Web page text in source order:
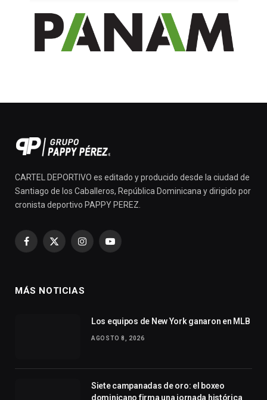
CARTEL DEPORTIVO es editado y producido desde la ciudad de
Santiago de los Caballeros, República Dominicana y dirigido por
cronista deportivo PAPPY PEREZ.
Facebook
X
InstagramYouTube
MÁS NOTICIAS
Los equipos de New York ganaron en MLB
AGOSTO 8, 2026
Siete campanadas de oro: el boxeo
dominicano firma una jornada histórica